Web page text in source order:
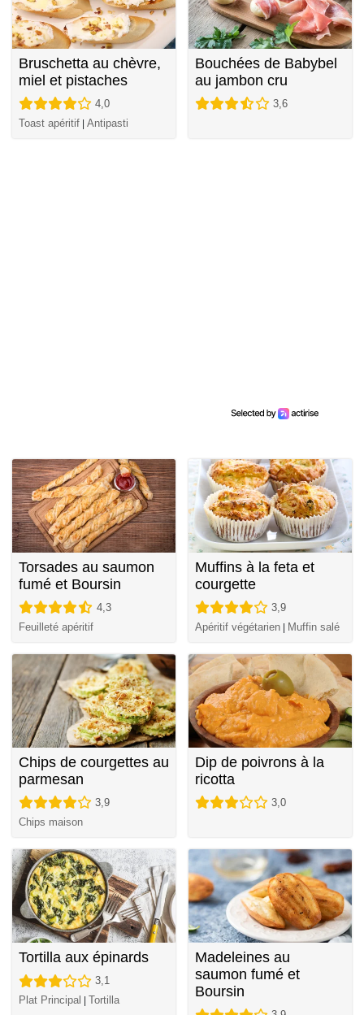
Bruschetta au chèvre,
miel et pistaches
4,0
Toast apéritif | Antipasti
Bouchées de Babybel
au jambon cru
3,6
Torsades au saumon
fumé et Boursin
4,3
Feuilleté apéritif
Muffins à la feta et
courgette
3,9
Apéritif végétarien | Muffin salé
Chips de courgettes au
parmesan
3,9
Chips maison
Dip de poivrons à la
ricotta
3,0
Tortilla aux épinards
3,1
Plat Principal
Tortilla
Madeleines au
saumon fumé et
Boursin